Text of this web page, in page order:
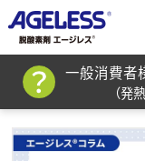
一般消費者
（発